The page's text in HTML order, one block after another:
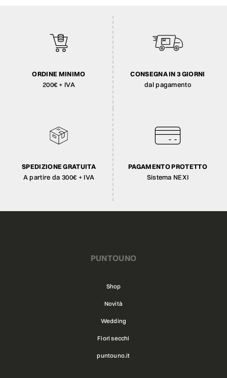
ORDINE MINIMO
200€ + IVA
CONSEGNA IN 3 GIORNI
dal pagamento
SPEDIZIONE GRATUITA
A partire da 300€ + IVA
PAGAMENTO PROTETTO
Sistema NEXI
PUNTOUNO
Shop
Novità
Wedding
Fiori secchi
puntouno.it